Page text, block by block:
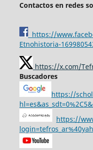
Contactos en redes
https://
Etnohistoria-
https://x.com/
Buscadores
https://
https://